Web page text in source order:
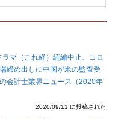
マ（これ経）続編中止、コロ
締め出しに中国が米の監査受
会計士業界ニュース（2020年
2020/09/11 に投稿された